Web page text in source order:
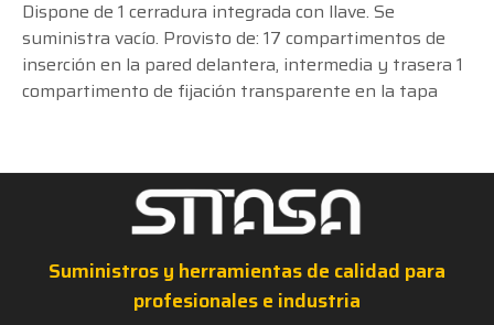
Dispone de 1 cerradura integrada con llave. Se
suministra vacío. Provisto de: 17 compartimentos de
inserción en la pared delantera, intermedia y trasera 1
compartimento de fijación transparente en la tapa
Suministros y herramientas de calidad para
profesionales e industria